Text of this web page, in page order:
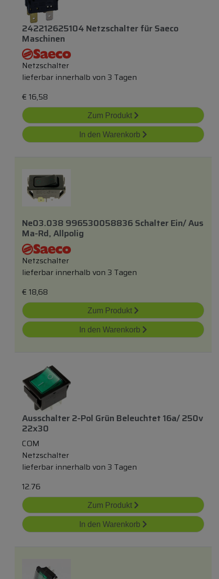
242212625104 NetzschalterfürSaeco
Maschinen
Netzschalter
lieferbar innerhalb von 3 Tagen
€ 16,58
Zum Produkt
In den Warenkorb
Ne03.038 996530058836 Schalter Ein/ Aus
Ma-Rd, Allpolig
Netzschalter
lieferbar innerhalb von 3 Tagen
€ 18,68
Zum Produkt
In den Warenkorb
Ausschalter 2-Pol Grün Beleuchtet 16a/ 250v
22x30
COM
Netzschalter
lieferbar innerhalb von 3 Tagen
12.76
Zum Produkt
In den Warenkorb